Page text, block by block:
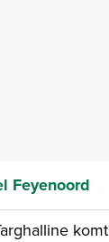
Feyenoord